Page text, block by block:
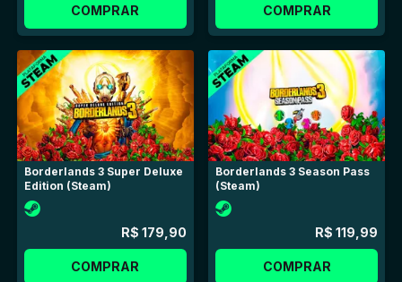
COMPRAR COMPRAR
Borderlands 3 Super Deluxe
Edition (Steam)
R$ 179,90
COMPRAR
Borderlands 3 Season Pass
(Steam)
R$ 119,99
COMPRAR